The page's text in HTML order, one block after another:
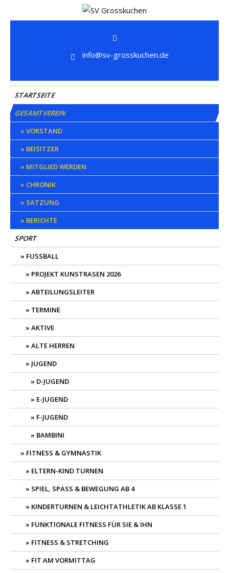
SV Grosskuchen
info@sv-grosskuchen.de
STARTSEITE
GESAMTVEREIN
VORSTAND
BEISITZER
MITGLIED WERDEN
CHRONIK
SATZUNG
BERICHTE
SPORT
FUSSBALL
PROJEKT KUNSTRASEN 2026
ABTEILUNGSLEITER
TERMINE
AKTIVE
ALTE HERREN
JUGEND
D-JUGEND
E-JUGEND
F-JUGEND
BAMBINI
FITNESS & GYMNASTIK
ELTERN-KIND TURNEN
SPIEL, SPASS & BEWEGUNG AB 4
KINDERTURNEN & LEICHTATHLETIK AB KLASSE 1
FUNKTIONALE FITNESS FÜR SIE & IHN
FITNESS & STRETCHING
FIT AM VORMITTAG